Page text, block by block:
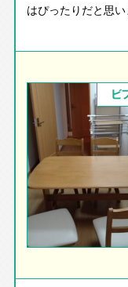
はぴったりだと思い
ビ